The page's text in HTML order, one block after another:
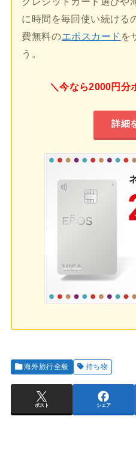
に時間を毎回使い続ける
費無料のエポスカード を
う。
＼今なら2000円分
詳細
海外旅行全般 持ち物
ポスト シェア